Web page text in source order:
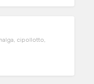
cipollotto,